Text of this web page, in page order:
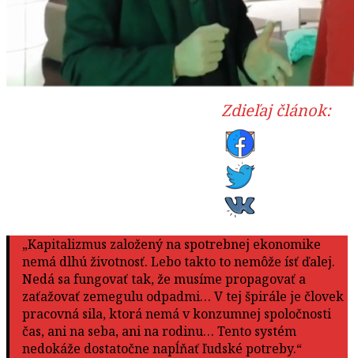
Zdieľaj článok:
„Kapitalizmus založený na spotrebnej ekonomike
nemá dlhú životnosť. Lebo takto to nemôže ísť ďalej.
Nedá sa fungovať tak, že musíme propagovať a
zaťažovať zemegulu odpadmi… V tej špirále je človek
pracovná sila, ktorá nemá v konzumnej spoločnosti
čas, ani na seba, ani na rodinu… Tento systém
nedokáže dostatočne napĺňať ľudské potreby.“